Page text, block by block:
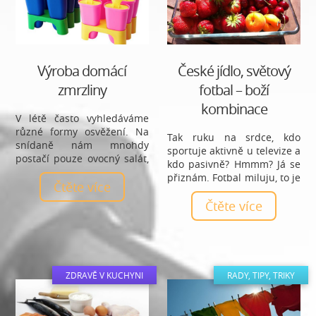
jsem si dovolila 40minutový
trénink. Ale velmi pomalý,
milý, jemný… leč trénink.
Výroba domácí
zmrzliny
V létě často vyhledáváme
různé formy osvěžení. Na
snídaně nám mnohdy
postačí pouze ovocný salát,
smoothie, ovocný fresh či
jiným způsobem
zpracované ovoce, které k
létu neodmyslitelně patří.
Avšak mezi ten nejlepší
způsob, jak se v horkých
dnech zchladit, je dát si
zmrzlinu.
Čtěte více
České jídlo, světový
fotbal – boží
kombinace
Tak ruku na srdce, kdo
sportuje aktivně u televize a
kdo pasivně? Hmmm? Já se
přiznám. Fotbal miluju, to je
moje slabost a MS ve
fotbale a ještě v Brazílii?
Uch, moje srdce jásá! Totiž
ženským fotbalem ohrnou
nos, ale mě to náramně
bavilo. Jo, kde ty doby jsou?!
Čtěte více
ZDRAVĚ V KUCHYNI RADY, TIPY, TRIKY